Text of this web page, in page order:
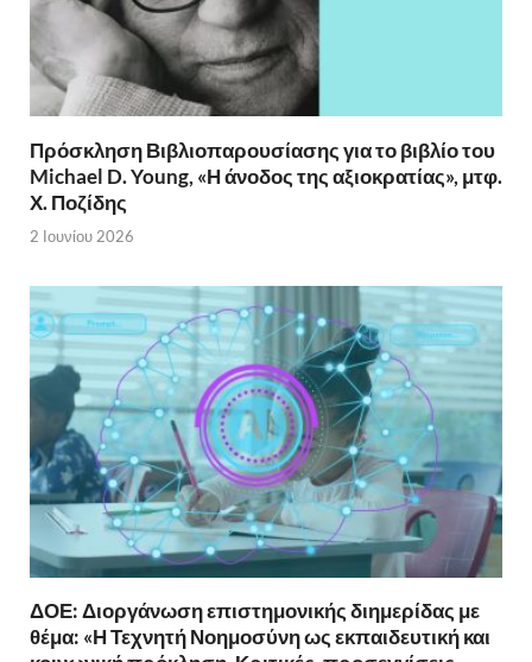
Πρόσκληση Βιβλιοπαρουσίασης για το βιβλίο του
Michael D. Young, «Η άνοδος της αξιοκρατίας», μτφ.
Χ. Ποζίδης
2 Ιουνίου 2026
ΔΟΕ: Διοργάνωση επιστημονικής διημερίδας με
θέμα: «Η Τεχνητή Νοημοσύνη ως εκπαιδευτική και